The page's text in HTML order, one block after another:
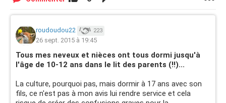
roudoudou22 223
26 sept. 2015 à 19:45
Tous mes neveux et nièces ont tous dormi jusqu'à
l'âge de 10-12 ans dans le lit des parents (!!)...
La culture, pourquoi pas, mais dormir à 17 ans avec son
fils, ce n'est pas à mon avis lui rendre service et cela